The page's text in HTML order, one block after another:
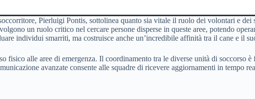
Pierluigi Pontis, sottolinea quanto sia vitale il ruolo dei volontari e
un ruolo critico nel cercare persone disperse in queste aree, potendo
individui smarriti, ma costruisce anche un’incredibile affinità tra il cane e il
fisico alle aree di emergenza. Il coordinamento tra le diverse unità di soccorso
avanzate consente alle squadre di ricevere aggiornamenti in tempo